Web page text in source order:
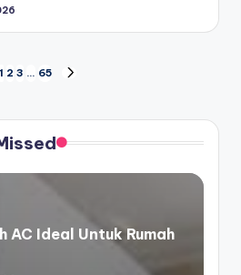
1 2 3 … 65
AC Ideal Untuk Rumah